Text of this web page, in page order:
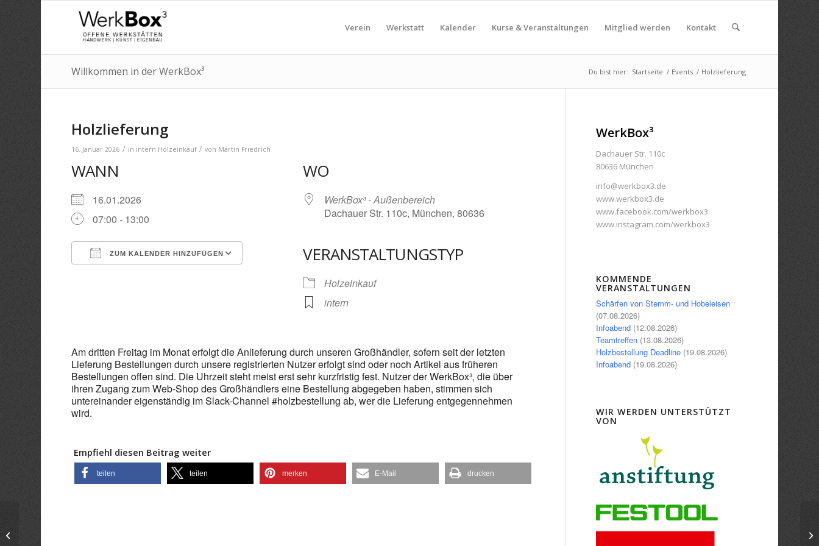
Verein Werkstatt Kalender Kurse & Veranstaltungen Mitglied werden Kontakt
Willkommen in der WerkBox³ Du bist hier: Startseite / Events / Holzlieferung
Holzlieferung
16. Januar 2026 / in intern Holzeinkauf / von Martin Friedrich
WANN
16.01.2026
07:00 - 13:00
ZUM KALENDER HINZUFÜGEN
Google Kalender Office 365
WO
WerkBox³ - Außenbereich
Dachauer Str. 110c, München, 80636
VERANSTALTUNGSTYP
Holzeinkauf
intern
Am dritten Freitag im Monat erfolgt die Anlieferung durch unseren Großhändler, sofern seit der letzten
Lieferung Bestellungen durch unsere registrierten Nutzer erfolgt sind oder noch Artikel aus früheren
Bestellungen offen sind. Die Uhrzeit steht meist erst sehr kurzfristig fest. Nutzer der WerkBox³, die über
ihren Zugang zum Web-Shop des Großhändlers eine Bestellung abgegeben haben, stimmen sich
untereinander eigenständig im Slack-Channel #holzbestellung ab, wer die Lieferung entgegennehmen
wird.
Empfiehl diesen Beitrag weiter
teilen teilen merken E-Mail drucken
WerkBox³
Dachauer Str. 110c
80636 München
info@werkbox3.de
www.werkbox3.de
www.facebook.com/werkbox3
www.instagram.com/werkbox3
KOMMENDE
VERANSTALTUNGEN
Schärfen von Stemm- und Hobeleisen
(07.08.2026)
Infoabend (12.08.2026)
Teamtreffen (13.08.2026)
Holzbestellung Deadline (19.08.2026)
Infoabend (19.08.2026)
WIR WERDEN UNTERSTÜTZT
VON